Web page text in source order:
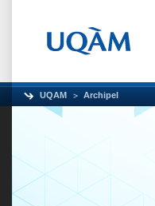
UQAM Archipel